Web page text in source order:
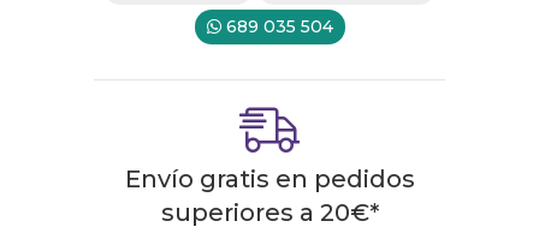
689 035 504
Envío gratis en pedidos
superiores a 20€*